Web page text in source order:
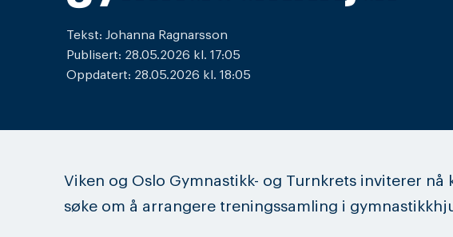
Tekst: Johanna Ragnarsson
Publisert: 28.05.2026 kl. 17:05
Oppdatert: 28.05.2026 kl. 18:05
Viken og Oslo Gymnastikk- og Turnkrets inviterer nå
søke om å arrangere treningssamling i